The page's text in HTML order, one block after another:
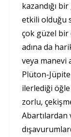
kazandığı
etkili olduğu
çok güzel bir
adına da
veya manevi
Plüton-
ilerlediği
zorlu,
Abartılardan